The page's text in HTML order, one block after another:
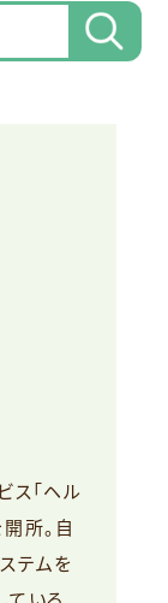
「ヘル
所。自
テムを